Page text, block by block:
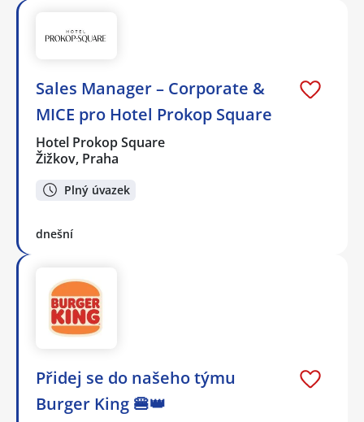
Sales Manager – Corporate &
MICE pro Hotel Prokop Square
Hotel Prokop Square
Žižkov, Praha
Plný úvazek
dnešní
Přidej se do našeho týmu
Burger King 🍔👑